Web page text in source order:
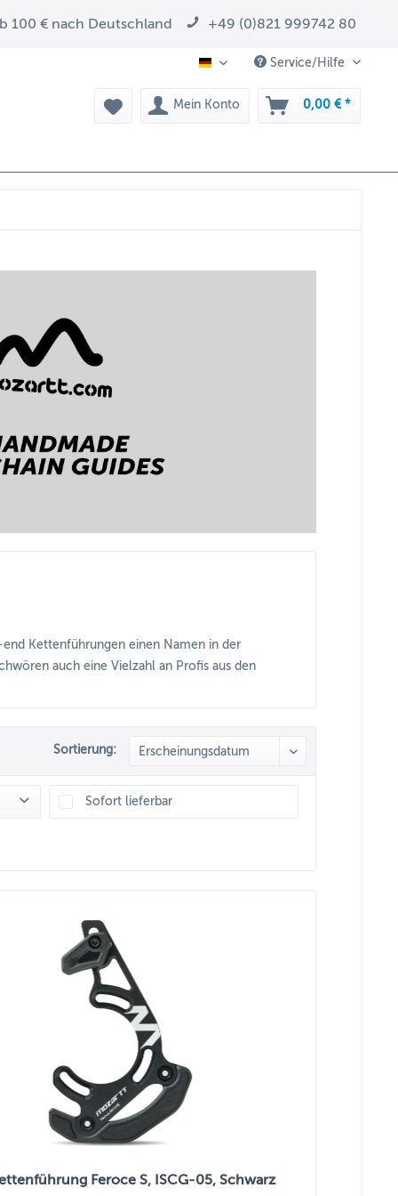
100 € nach Deutschland +49 (0)821 999742 80
DE Service/Hilfe
Mein Konto 0,00 € *
Kettenführungen einen Namen in der
auch eine Vielzahl an Profis aus den
Sortierung:
Sofort lieferbar
Feroce S, ISCG-05, Schwarz